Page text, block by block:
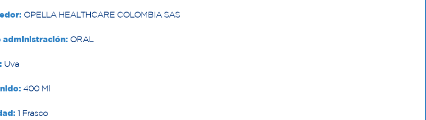
OPELLA HEALTHCARE COLOMBIA SAS
administración: ORAL
Uva
400 Ml
1 Frasco